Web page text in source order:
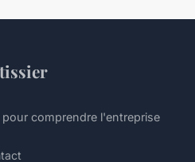
comprendre l'entreprise